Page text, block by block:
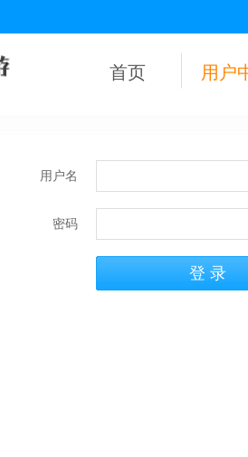
首页 用户
用户名
密码